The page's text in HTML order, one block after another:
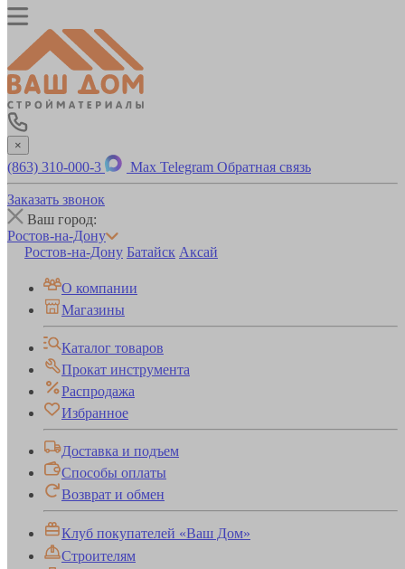
×
(863) 310-000-3 Max Telegram Обратная связь
Заказать звонок
Ваш город:
Ростов-на-Дону
Ростов-на-Дону Батайск Аксай
О компании
Магазины
Каталог товаров
Прокат инструмента
Распродажа
Избранное
Доставка и подъем
Способы оплаты
Возврат и обмен
Клуб покупателей «Ваш Дом»
Строителям